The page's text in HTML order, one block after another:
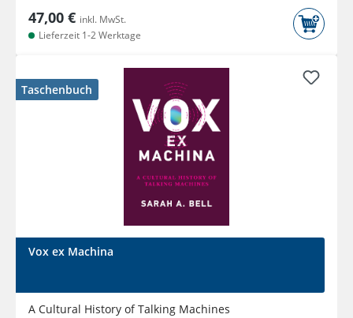
47,00 € inkl. MwSt.
Lieferzeit 1-2 Werktage
Taschenbuch
Vox ex Machina
A Cultural History of Talking Machines